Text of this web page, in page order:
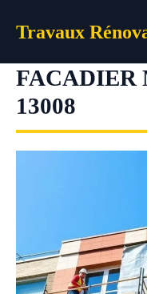
Travaux
FACADIER
13008